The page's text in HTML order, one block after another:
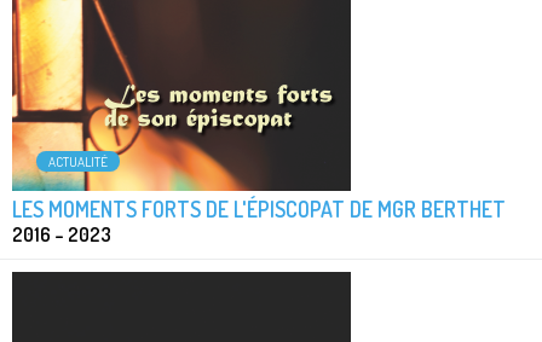
ACTUALITÉ
LES MOMENTS FORTS DE L'ÉPISCOPAT DE MGR BERTHET
2016 – 2023